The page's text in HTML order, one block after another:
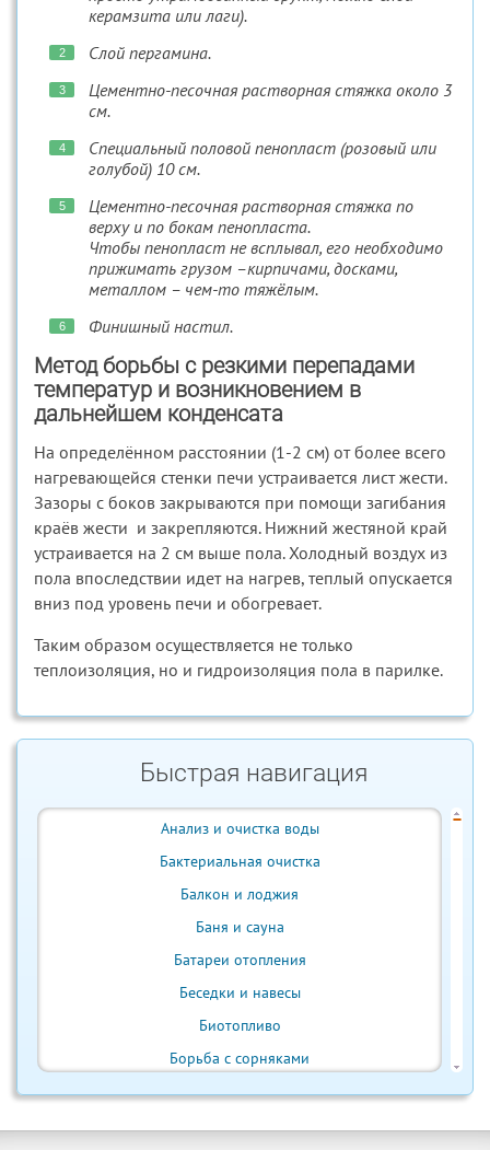
керамзита или лаги).
Слой пергамина.
Цементно-песочная растворная стяжка около 3
см.
Специальный половой пенопласт (розовый или
голубой) 10 см.
Цементно-песочная растворная стяжка по
верху и по бокам пенопласта.
Чтобы пенопласт не всплывал, его необходимо
прижимать грузом –кирпичами, досками,
металлом – чем-то тяжёлым.
Финишный настил.
Метод борьбы с резкими перепадами
температур и возникновением в
дальнейшем конденсата
На определённом расстоянии (1-2 см) от более всего
нагревающейся стенки печи устраивается лист жести.
Зазоры с боков закрываются при помощи загибания
краёв жести и закрепляются. Нижний жестяной край
устраивается на 2 см выше пола. Холодный воздух из
пола впоследствии идет на нагрев, теплый опускается
вниз под уровень печи и обогревает.
Таким образом осуществляется не только
теплоизоляция, но и гидроизоляция пола в парилке.
Быстрая навигация
Анализ и очистка воды
Бактериальная очистка
Балкон и лоджия
Баня и сауна
Батареи отопления
Беседки и навесы
Биотопливо
Борьба с сорняками
Бытовая техника